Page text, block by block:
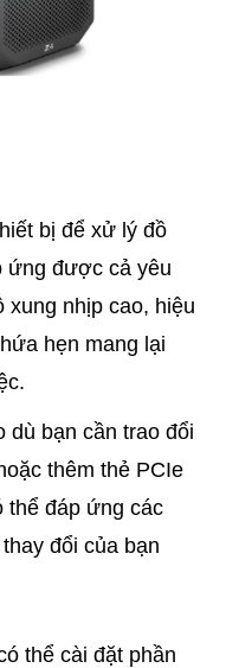
bị để xử lý đồ
ứng được cả yêu
xung nhịp cao, hiệu
hẹn mang lại
dù bạn cần trao đổi
thêm thẻ PCIe
thể đáp ứng các
đổi của bạn
thể cài đặt phần